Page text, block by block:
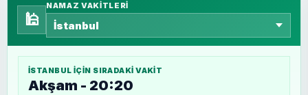
🕌
NAMAZ VAKITLERI
İSTANBUL IÇIN SIRADAKI VAKIT
Akşam - 20:20